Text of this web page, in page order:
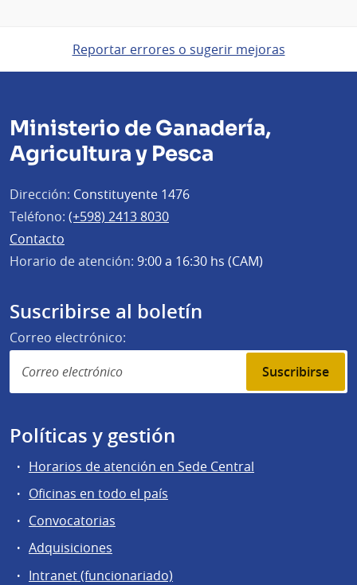
Reportar errores o sugerir mejoras
Ministerio de Ganadería,
Agricultura y Pesca
Dirección: Constituyente 1476
Teléfono: (+598) 2413 8030
Contacto
Horario de atención: 9:00 a 16:30 hs (CAM)
Suscribirse al boletín
Correo electrónico:
Suscribirse
Políticas y gestión
Horarios de atención en Sede Central
Oficinas en todo el país
Convocatorias
Adquisiciones
Intranet (funcionariado)